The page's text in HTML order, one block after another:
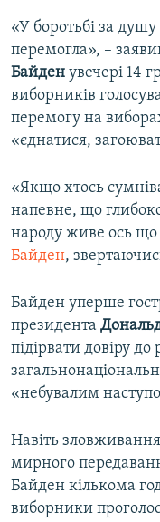
«У боротьбі за
перемогла», –
Байден увечері 14
виборників
перемогу на
«єднатися,
«Якщо хтось
напевне, що
народу живе ось що
Байден,
Байден уперше
президента
підірвати довіру до
«небувалим
Навіть
мирного
Байден кількома
виборники